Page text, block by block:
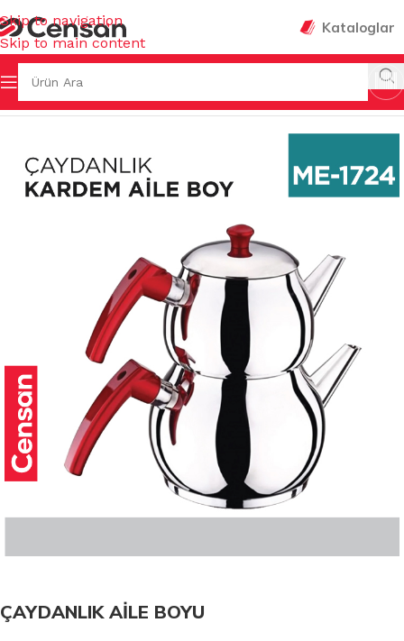
Skip to navigation
Skip to main content
Kataloglar
Sayfa ÇAYDANLIK & CEZVE & ISITICI
ÇAYDANLIK AİLE BOYU